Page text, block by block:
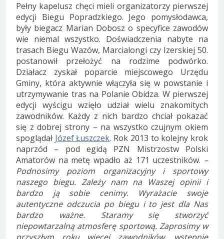
Pełny kapelusz chęci mieli organizatorzy pierwszej
edycji Biegu Popradzkiego. Jego pomysłodawca,
były biegacz Marian Dobosz o specyfice zawodów
wie niemal wszystko. Doświadczenia nabyte na
trasach Biegu Wazów, Marcialongi czy Izerskiej 50.
postanowił przełożyć na rodzime podwórko.
Działacz zyskał poparcie miejscowego Urzędu
Gminy, która aktywnie włączyła się w powstanie i
utrzymywanie tras na Polanie Obidza. W pierwszej
edycji wyścigu wzięło udział wielu znakomitych
zawodników. Każdy z nich bardzo chciał pokazać
się z dobrej strony – na wszystko czujnym okiem
spoglądał Józef Łuszczek. Rok 2013 to kolejny krok
naprzód – pod egidą PZN Mistrzostw Polski
Amatorów na metę wpadło aż 171 uczestników. –
Podnosimy poziom organizacyjny i sportowy
naszego biegu. Zależy nam na Waszej opinii i
bardzo ją sobie cenimy. Wyrażacie swoje
autentyczne odczucia po biegu i to jest dla Nas
bardzo ważne. Staramy się stworzyć
niepowtarzalną atmosferę sportową. Zaprosimy w